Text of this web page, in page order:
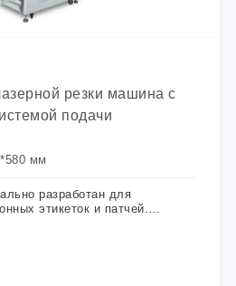
резки машина с
подачи
мм
разработан для
этикеток и патчей. В
позволяет сэкономить
при неограниченной